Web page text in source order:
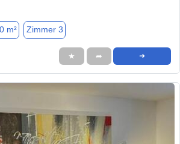
m² Zimmer 3
★ ➦ ➜